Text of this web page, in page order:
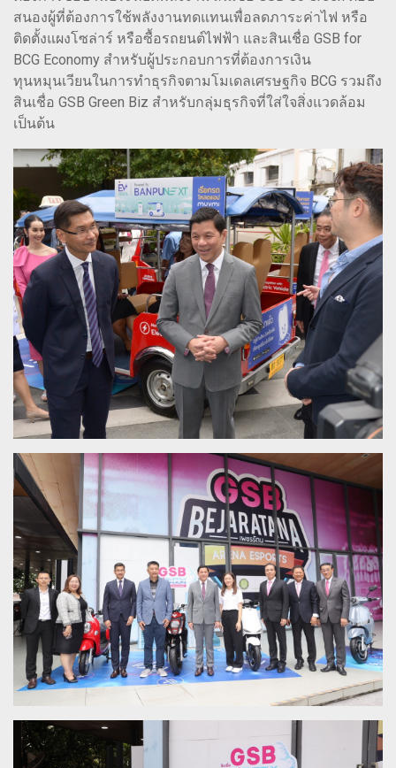
สนองผู้ที่ต้องการใช้พลังงานทดแทนเพื่อลดภาระค่าไฟ หรือ
ติดตั้งแผงโซล่าร์ หรือซื้อรถยนต์ไฟฟ้า และสินเชื่อ GSB for
BCG Economy สำหรับผู้ประกอบการที่ต้องการเงิน
ทุนหมุนเวียนในการทำธุรกิจตามโมเดลเศรษฐกิจ BCG รวมถึง
สินเชื่อ GSB Green Biz สำหรับกลุ่มธุรกิจที่ใส่ใจสิ่งแวดล้อม
เป็นต้น